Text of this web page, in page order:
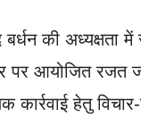
की अध्यक्षता में
आयोजित रजत
हेतु विचार-